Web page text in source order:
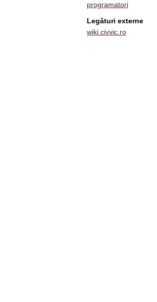
programatori
Legături externe
wiki.civvic.ro